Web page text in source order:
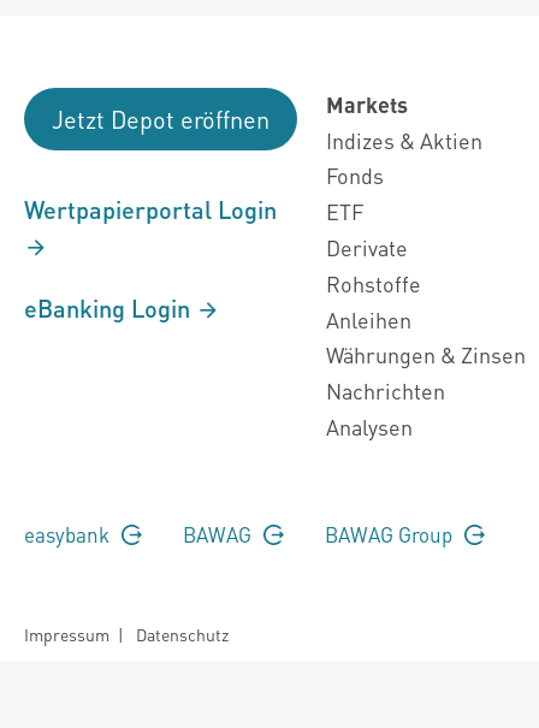
Jetzt Depot eröffnen
Wertpapierportal Login
eBanking Login
Markets
Indizes & Aktien
Fonds
ETF
Derivate
Rohstoffe
Anleihen
Währungen & Zinsen
Nachrichten
Analysen
easybank BAWAG BAWAG Group
Impressum | Datenschutz